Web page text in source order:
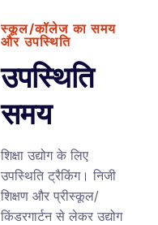
स्कूल/कॉलेज का समय
और उपस्थिति
उपस्थिति
समय
शिक्षा उद्योग के लिए
उपस्थिति ट्रैकिंग। निजी
शिक्षण और प्रीस्कूल/
किंडरगार्टन से लेकर उद्योग